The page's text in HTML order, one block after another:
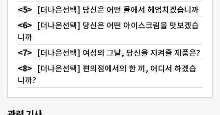
[더나은선택] 당신은 어떤 물에서 헤엄치겠습니까
[더나은선택] 당신은 어떤 아이스크림을 맛보겠습
니까
[더나은선택] 여성의 그날, 당신을 지켜줄 제품은?
[더나은선택] 편의점에서의 한 끼, 어디서 하겠습
니까?